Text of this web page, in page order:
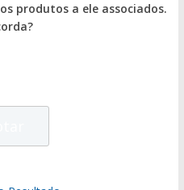
produtos a ele associados.